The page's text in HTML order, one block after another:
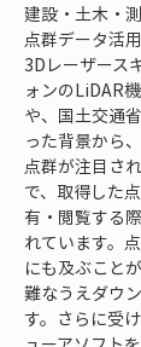
建設・土木・
点群データ活
3Dレーザース
ォンのLiDAR
や、国土交通
った背景から
点群が注目さ
で、取得した
有・閲覧する
れています。
にも及ぶこと
難なうえダウ
す。さらに受